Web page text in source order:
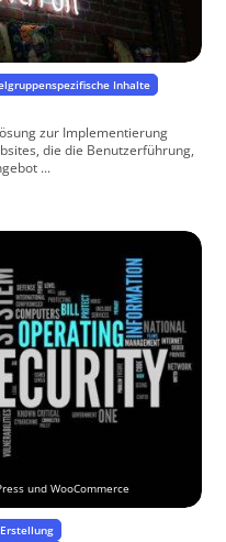
Inhalte
zur Implementierung
die die Benutzerführung,
...
und WooCommerce